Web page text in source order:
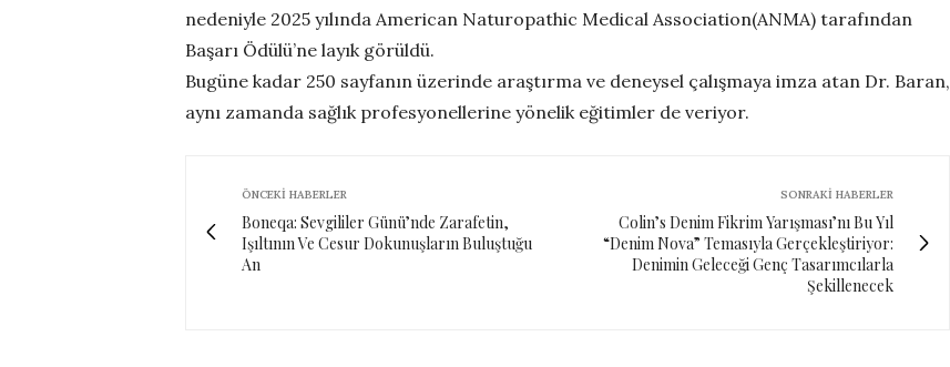
nedeniyle 2025 yılında American Naturopathic Medical Association(ANMA) tarafından
Başarı Ödülü’ne layık görüldü.
Bugüne kadar 250 sayfanın üzerinde araştırma ve deneysel çalışmaya imza atan Dr. Baran,
aynı zamanda sağlık profesyonellerine yönelik eğitimler de veriyor.
ÖNCEKI HABERLER
Boneqa: Sevgililer Günü’nde Zarafetin,
Işıltının Ve Cesur Dokunuşların Buluştuğu
An
SONRAKI HABERLER
Colin’s Denim Fikrim Yarışması’nı Bu Yıl
“Denim Nova” Temasıyla Gerçekleştiriyor:
Denimin Geleceği Genç Tasarımcılarla
Şekillenecek